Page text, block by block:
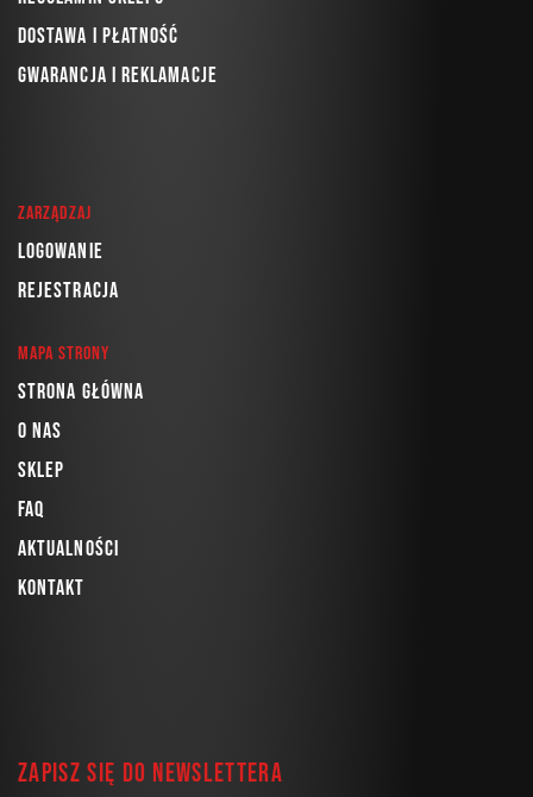
Dostawa i płatność
Gwarancja i reklamacje
Zarządzaj
Logowanie
Rejestracja
Mapa strony
Strona główna
O nas
Sklep
FAQ
Aktualności
Kontakt
Zapisz się do newslettera